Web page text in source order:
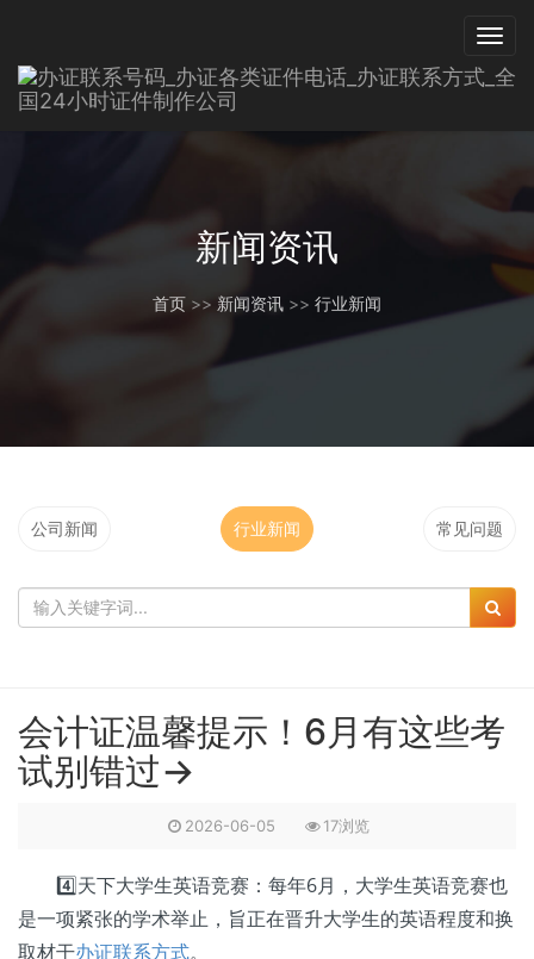
新闻资讯
首页 >> 新闻资讯 >> 行业新闻
公司新闻 行业新闻 常见问题
会计证温馨提示！6月有这些考
试别错过→
2026-06-05 17浏览
4️⃣天下大学生英语竞赛：每年6月，大学生英语竞赛也
是一项紧张的学术举止，旨正在晋升大学生的英语程度和换
取材干办证联系方式。